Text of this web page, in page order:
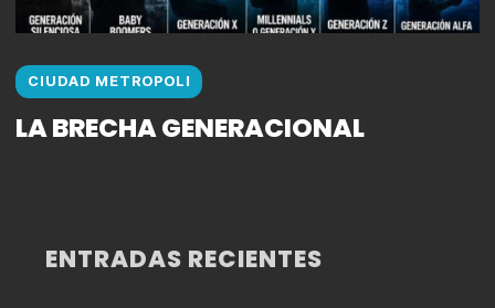
CIUDAD METROPOLI
LA BRECHA GENERACIONAL
ENTRADAS RECIENTES